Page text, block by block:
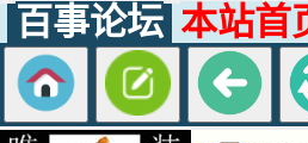
百事论坛 本站首